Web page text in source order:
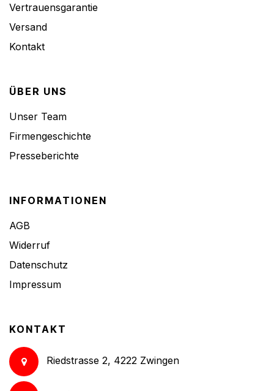
Vertrauensgarantie
Versand
Kontakt
ÜBER UNS
Unser Team
Firmengeschichte
Presseberichte
INFORMATIONEN
AGB
Widerruf
Datenschutz
Impressum
KONTAKT
Riedstrasse 2, 4222 Zwingen